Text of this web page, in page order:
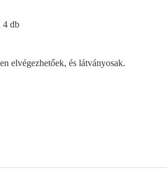
4 db
elvégezhetőek, és látványosak.